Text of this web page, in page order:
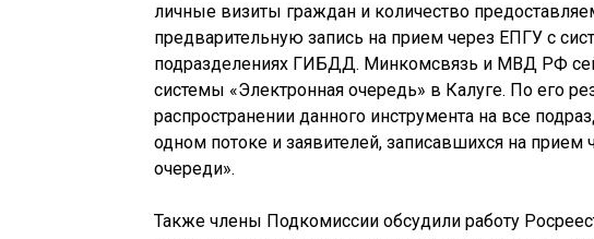
личные визиты граждан и количество
предварительную запись на прием через ЕПГУ с
подразделениях ГИБДД. Минкомсвязь и МВД РФ
системы «Электронная очередь» в Калуге. По его
распространении данного инструмента на все
одном потоке и заявителей, записавшихся на
очереди».
Также члены Подкомиссии обсудили работу